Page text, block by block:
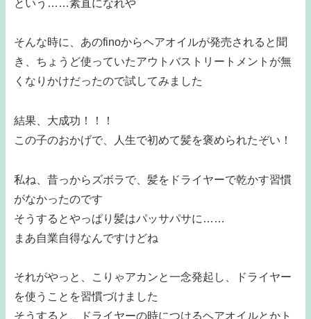
という……素直になれや
そんな時に、あのfinoからヘアオイルが発売されると聞
き、ちょうど使っていたアウトバストリートメントが無
くなりかけだったので試してみました
結果、大成功！！！
この子のおかげで、人生で初めて髪を褒められたぞい！
私ね、昔っからズボラで、髪をドライヤーで乾かす習慣
がなかったのです
そうするとやっぱり髪はパッサパサに……
まあ自業自得なんですけどね
それがやっと、こりゃアカンと一念発起し、ドライヤー
を使うことを習慣づけました
そうすると、ドライヤーの時につけるヘアオイルとかト